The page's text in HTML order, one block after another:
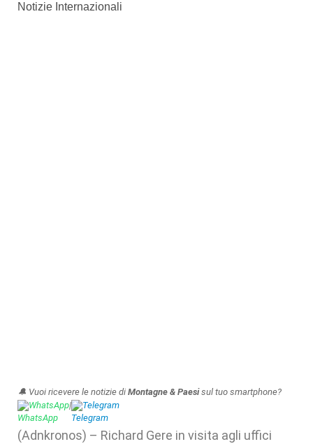
Notizie Internazionali
🔔 Vuoi ricevere le notizie di Montagne & Paesisul tuo smartphone?
WhatsApp| Telegram
(Adnkronos) – Richard Gere in visita agli uffici